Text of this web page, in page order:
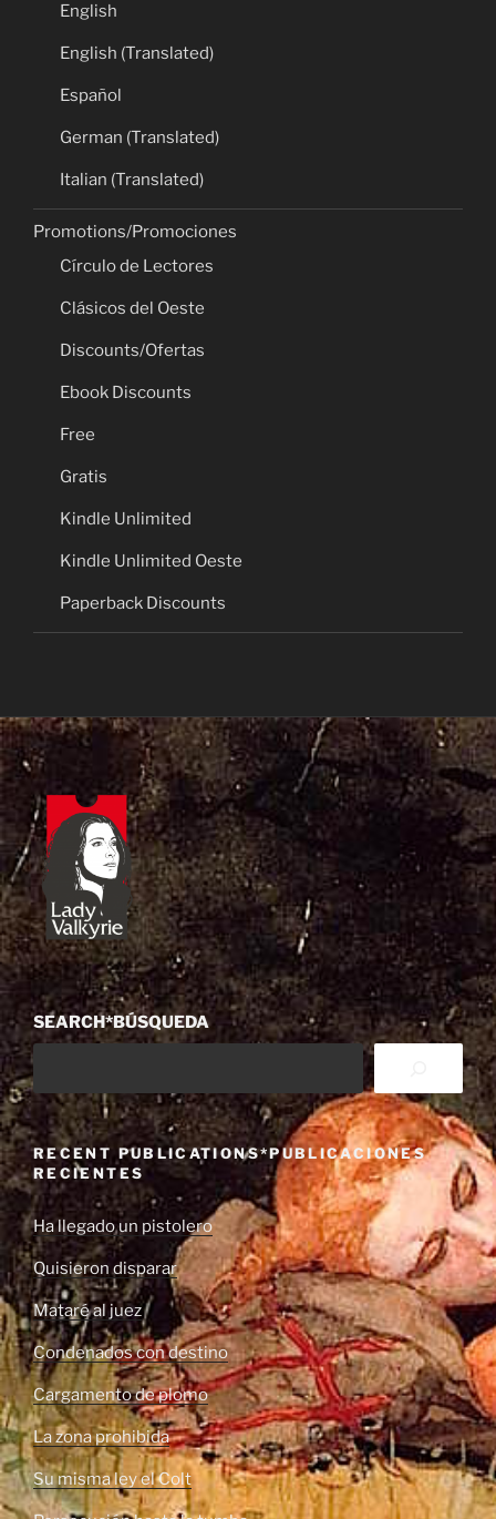
English
English (Translated)
Español
German (Translated)
Italian (Translated)
Promotions/Promociones
Círculo de Lectores
Clásicos del Oeste
Discounts/Ofertas
Ebook Discounts
Free
Gratis
Kindle Unlimited
Kindle Unlimited Oeste
Paperback Discounts
SEARCH*BÚSQUEDA
RECENT PUBLICATIONS*PUBLICACIONES
RECIENTES
Ha llegado un pistolero
Quisieron disparar
Mataré al juez
Condenados con destino
Cargamento de plomo
La zona prohibida
Su misma ley el Colt